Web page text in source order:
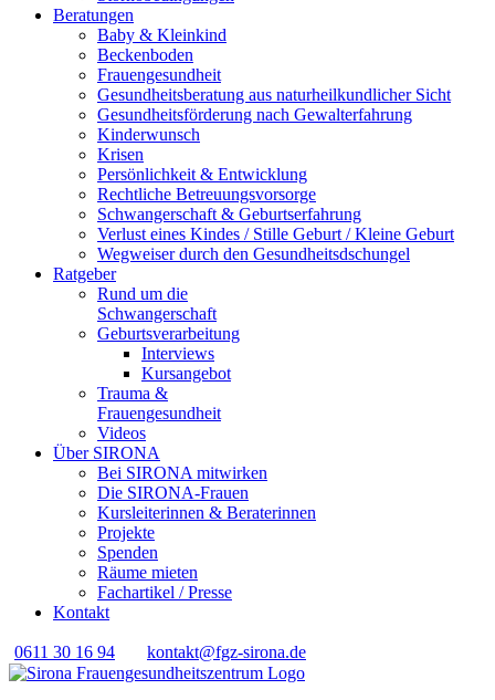
Beratungen
Baby & Kleinkind
Beckenboden
Frauengesundheit
Gesundheitsberatung aus naturheilkundlicher Sicht
Gesundheitsförderung nach Gewalterfahrung
Kinderwunsch
Krisen
Persönlichkeit & Entwicklung
Rechtliche Betreuungsvorsorge
Schwangerschaft & Geburtserfahrung
Verlust eines Kindes / Stille Geburt / Kleine Geburt
Wegweiser durch den Gesundheitsdschungel
Ratgeber
Rund um die
Schwangerschaft
Geburtsverarbeitung
Interviews
Kursangebot
Trauma &
Frauengesundheit
Videos
Über SIRONA
Bei SIRONA mitwirken
Die SIRONA-Frauen
Kursleiterinnen & Beraterinnen
Projekte
Spenden
Räume mieten
Fachartikel / Presse
Kontakt
0611 30 16 94 kontakt@fgz-sirona.de